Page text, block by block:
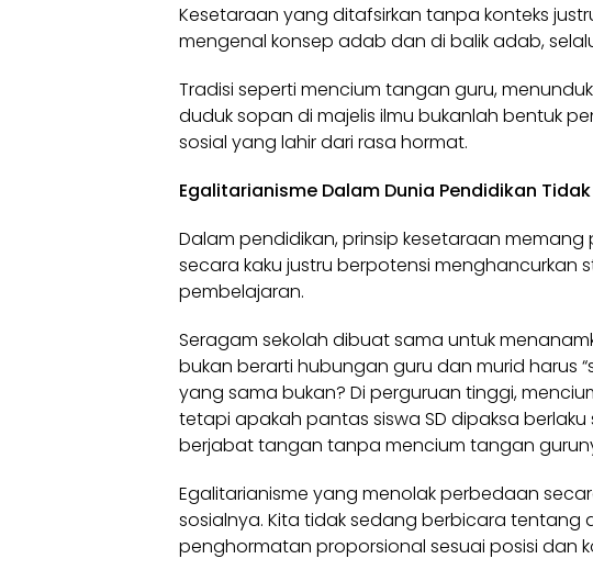
Kesetaraan yang ditafsirkan tanpa konteks
mengenal konsep adab dan di balik adab,
Tradisi seperti mencium tangan guru,
duduk sopan di majelis ilmu bukanlah bentuk
sosial yang lahir dari rasa hormat.
Egalitarianisme Dalam Dunia Pendidikan
Dalam pendidikan, prinsip kesetaraan
secara kaku justru berpotensi menghancurkan
pembelajaran.
Seragam sekolah dibuat sama untuk
bukan berarti hubungan guru dan murid harus
yang sama bukan? Di perguruan tinggi,
tetapi apakah pantas siswa SD dipaksa
berjabat tangan tanpa mencium tangan
Egalitarianisme yang menolak perbedaan
sosialnya. Kita tidak sedang berbicara tentang
penghormatan proporsional sesuai posisi dan